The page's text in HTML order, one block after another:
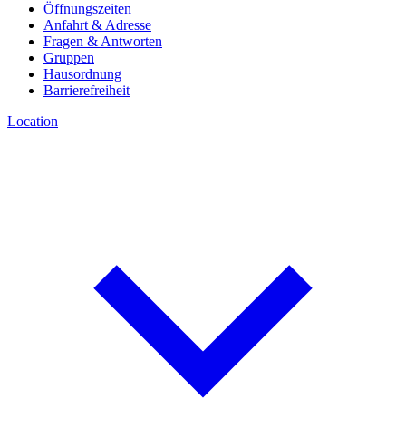
Öffnungszeiten
Anfahrt & Adresse
Fragen & Antworten
Gruppen
Hausordnung
Barrierefreiheit
Location